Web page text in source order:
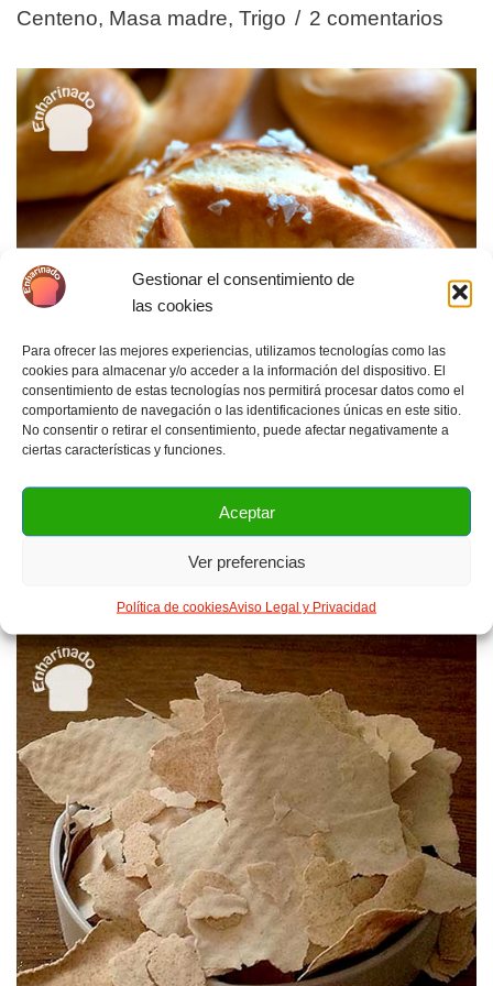
Gestionar el consentimiento de
las cookies
Para ofrecer las mejores experiencias, utilizamos tecnologías como las
cookies para almacenar y/o acceder a la información del dispositivo. El
consentimiento de estas tecnologías nos permitirá procesar datos como el
comportamiento de navegación o las identificaciones únicas en este sitio.
No consentir o retirar el consentimiento, puede afectar negativamente a
ciertas características y funciones.
Aceptar
Ver preferencias
Política de cookiesAviso Legal y Privacidad
Centeno, Masa madre, Trigo 2 comentarios